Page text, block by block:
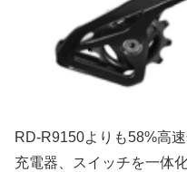
RD-R9150よりも58%高
充電器、スイッチを一体